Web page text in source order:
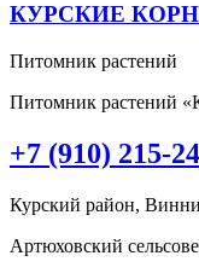
КУРСКИЕ
Питомник растений
Питомник
+7 (910) 215-
Курский район,
Артюховский